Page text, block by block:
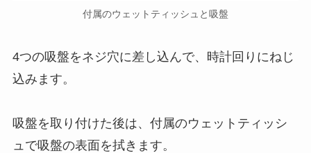
付属のウェットティッシュと吸盤
4つの吸盤をネジ穴に差し込んで、時計回りにねじ
込みます。
吸盤を取り付けた後は、付属のウェットティッシ
ュで吸盤の表面を拭きます。